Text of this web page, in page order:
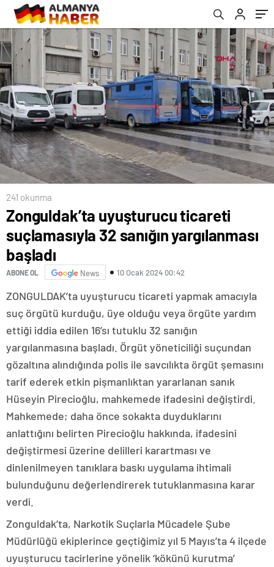
241 okunma
Zonguldak’ta uyuşturucu ticareti
suçlamasıyla 32 sanığın yargılanması
başladı
ABONE OL News 10 Ocak 2024 00:42
ZONGULDAK’ta uyuşturucu ticareti yapmak amacıyla
suç örgütü kurduğu, üye olduğu veya örgüte yardım
ettiği iddia edilen 16’sı tutuklu 32 sanığın
yargılanmasına başladı. Örgüt yöneticiliği suçundan
gözaltına alındığında polis ile savcılıkta örgüt şemasını
tarif ederek etkin pişmanlıktan yararlanan sanık
Hüseyin Pirecioğlu, mahkemede ifadesini değiştirdi.
Mahkemede; daha önce sokakta duyduklarını
anlattığını belirten Pirecioğlu hakkında, ifadesini
değiştirmesi üzerine delilleri karartması ve
dinlenilmeyen tanıklara baskı uygulama ihtimali
bulunduğunu değerlendirerek tutuklanmasına karar
verdi.
Zonguldak’ta, Narkotik Suçlarla Mücadele Şube
Müdürlüğü ekiplerince geçtiğimiz yıl 5 Mayıs’ta 4 ilçede
uyuşturucu tacirlerine yönelik ‘kökünü kurutma’